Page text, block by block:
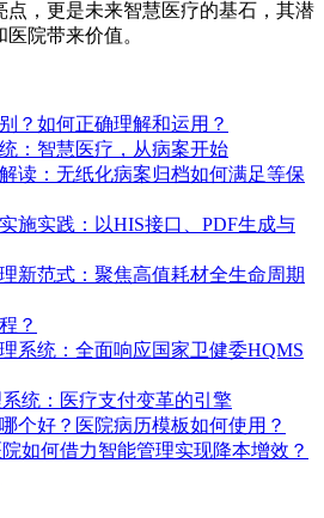
点，更是未来智慧医疗的基石，其潜
院带来价值。
？如何正确理解和运用？
：智慧医疗，从病案开始
读：无纸化病案归档如何满足等保
施实践：以HIS接口、PDF生成与
新范式：聚焦高值耗材全生命周期
？
系统：全面响应国家卫健委HQMS
统：医疗支付变革的引擎
个好？医院病历模板如何使用？
如何借力智能管理实现降本增效？